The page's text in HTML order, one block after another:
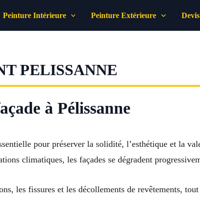
Peinture Intérieure Peinture Extérieure
PELISSANNE
à Pélissanne
pour préserver la solidité, l’esthétique et la
climatiques, les façades se dégradent
les fissures et les décollements de revêtements,